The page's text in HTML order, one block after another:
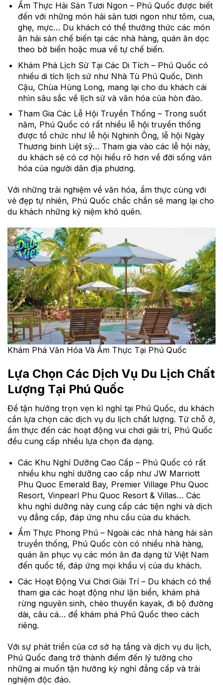
Ẩm Thực Hải Sản Tươi Ngon – Phú Quốc được biết
đến với những món hải sản tươi ngon như tôm, cua,
ghẹ, mực… Du khách có thể thưởng thức các món
ăn hải sản chế biến tại các nhà hàng, quán ăn dọc
theo bờ biển hoặc mua về tự chế biến.
Khám Phá Lịch Sử Tại Các Di Tích – Phú Quốc có
nhiều di tích lịch sử như Nhà Tù Phú Quốc, Dinh
Cậu, Chùa Hùng Long, mang lại cho du khách cái
nhìn sâu sắc về lịch sử và văn hóa của hòn đảo.
Tham Gia Các Lễ Hội Truyền Thống – Trong suốt
năm, Phú Quốc có rất nhiều lễ hội truyền thống
được tổ chức như lễ hội Nghinh Ông, lễ hội Ngày
Thương binh Liệt sỹ… Tham gia vào các lễ hội này,
du khách sẽ có cơ hội hiểu rõ hơn về đời sống văn
hóa của người dân địa phương.
Với những trải nghiệm về văn hóa, ẩm thực cùng với
vẻ đẹp tự nhiên, Phú Quốc chắc chắn sẽ mang lại cho
du khách những kỷ niệm khó quên.
Khám Phá Văn Hóa Và Ẩm Thực Tại Phú Quốc
Lựa Chọn Các Dịch Vụ Du Lịch Chất
Lượng Tại Phú Quốc
Để tận hưởng trọn vẹn kì nghỉ tại Phú Quốc, du khách
cần lựa chọn các dịch vụ du lịch chất lượng. Từ chỗ ở,
ẩm thực đến các hoạt động vui chơi giải trí, Phú Quốc
đều cung cấp nhiều lựa chọn đa dạng.
Các Khu Nghỉ Dưỡng Cao Cấp – Phú Quốc có rất
nhiều khu nghỉ dưỡng cao cấp như JW Marriott
Phu Quoc Emerald Bay, Premier Village Phu Quoc
Resort, Vinpearl Phu Quoc Resort & Villas… Các
khu nghỉ dưỡng này cung cấp các tiện nghi và dịch
vụ đẳng cấp, đáp ứng nhu cầu của du khách.
Ẩm Thực Phong Phú – Ngoài các nhà hàng hải sản
truyền thống, Phú Quốc còn có nhiều nhà hàng,
quán ăn phục vụ các món ăn đa dạng từ Việt Nam
đến quốc tế, đáp ứng mọi khẩu vị của du khách.
Các Hoạt Động Vui Chơi Giải Trí – Du khách có thể
tham gia các hoạt động như lặn biển, khám phá
rừng nguyên sinh, chèo thuyền kayak, đi bộ đường
dài, câu cá… để khám phá Phú Quốc theo cách
riêng.
Với sự phát triển của cơ sở hạ tầng và dịch vụ du lịch,
Phú Quốc đang trở thành điểm đến lý tưởng cho
những ai muốn tận hưởng kỳ nghỉ đẳng cấp và trải
nghiệm độc đáo.